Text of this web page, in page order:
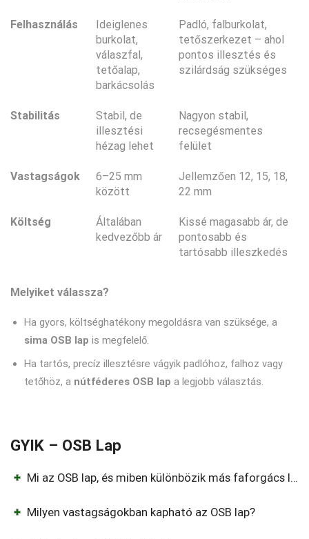
Felhasználás
Ideiglenes
burkolat,
válaszfal,
tetőalap,
barkácsolás
Padló, falburkolat,
tetőszerkezet – ahol
pontos illesztés és
szilárdság szükséges
Stabilitás
Stabil, de
illesztési
hézag lehet
Nagyon stabil,
recsegésmentes
felület
Vastagságok
6–25 mm
között
Jellemzően 12, 15, 18,
22 mm
Költség
Általában
kedvezőbb ár
Kissé magasabb ár, de
pontosabb és
tartósabb illeszkedés
Melyiket válassza?
Ha gyors, költséghatékony megoldásra van szüksége, a
sima OSB lap is megfelelő.
Ha tartós, precíz illesztésre vágyik padlóhoz, falhoz vagy
tetőhöz, a nútféderes OSB lap a legjobb választás.
GYIK – OSB Lap
Mi az OSB lap, és miben különbözik más faforgács lapoktól?
Milyen vastagságokban kapható az OSB lap?